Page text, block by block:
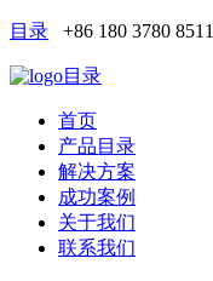
目录 +86 180 3780 8511
目录
首页
产品目录
解决方案
成功案例
关于我们
联系我们